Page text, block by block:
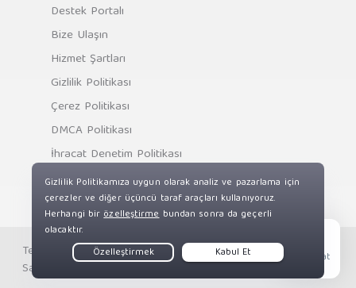
Destek Portalı
Bize Ulaşın
Hizmet Şartları
Gizlilik Politikası
Çerez Politikası
DMCA Politikası
İhracat Denetim Politikası
Telif Hakkı © Private Internet Access, Inc. Tüm Hakları
Saklıdır.
Live Chat